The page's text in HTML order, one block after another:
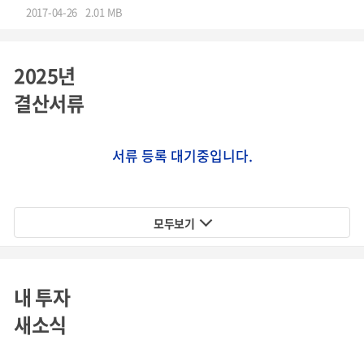
2017-04-26 2.01 MB
2025년
결산서류
서류 등록 대기중입니다.
모두보기
내 투자
새소식